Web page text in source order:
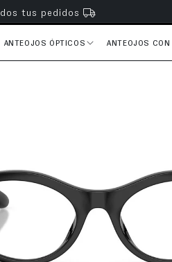
tus pedidos
ANTEOJOS ÓPTICOS ANTEOJOS CON